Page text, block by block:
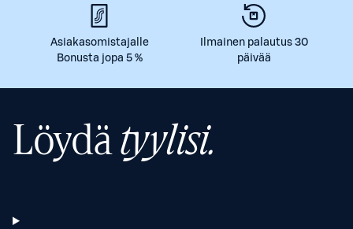
Asiakasomistajalle
Bonusta jopa 5 %
Ilmainen palautus 30
päivää
Löydätyylisi.